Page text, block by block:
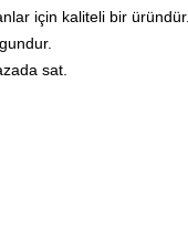
için kaliteli bir üründür.
sat.